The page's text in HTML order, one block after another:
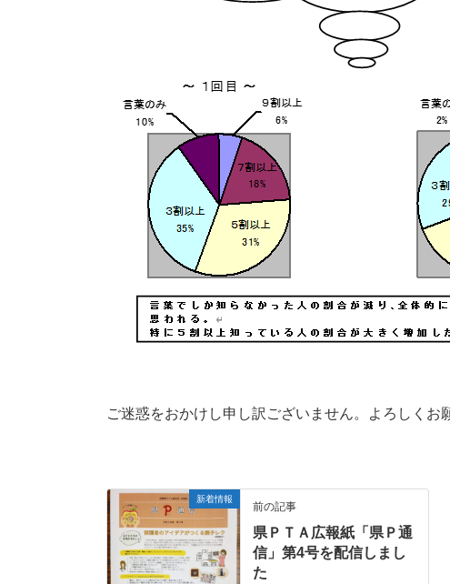
ご迷惑をおかけし申し訳ございません。よろしくお
新着情報
前の記事
県ＰＴＡ広報紙「県Ｐ通
信」第4号を配信しまし
た